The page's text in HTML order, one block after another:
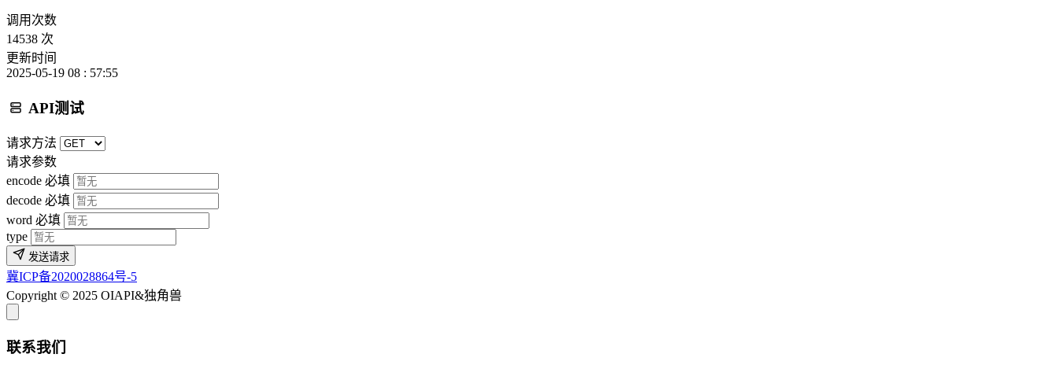
调用次数
14538 次
更新时间
2025-05-19 08 : 57:55
API测试
请求方法
请求参数
encode 必填
decode 必填
word 必填
type
发送请求
冀ICP备2020028864号-5
Copyright © 2025 OIAPI&独角兽
联系我们